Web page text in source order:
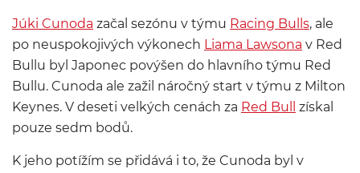
Júki Cunoda začal sezónu v týmu Racing Bulls, ale
po neuspokojivých výkonech Liama Lawsona v Red
Bullu byl Japonec povýšen do hlavního týmu Red
Bullu. Cunoda ale zažil náročný start v týmu z Milton
Keynes. V deseti velkých cenách za Red Bull
získal
pouze sedm bodů.
K jeho potížím se přidává i to, že Cunoda byl v